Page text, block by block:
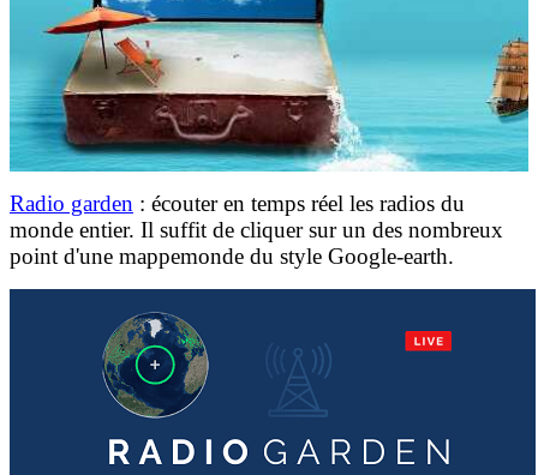
Radio garden : écouter en temps réel les radios du
monde entier. Il suffit de cliquer sur un des nombreux
point d'une mappemonde du style Google-earth.